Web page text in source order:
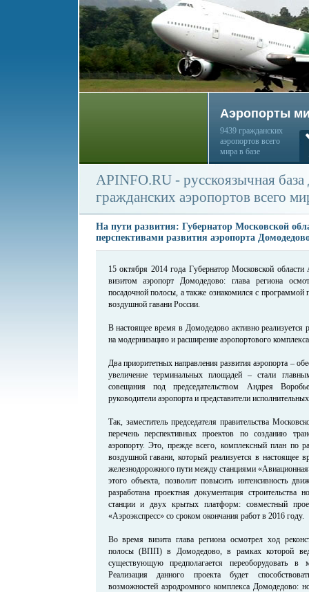
Аэропорты
9439 гражданских
аэропортов всего
мира в базе
APINFO.RU - русскоязычная
гражданских аэропортов всего
На пути развития: Губернатор Московской
перспективами развития аэропорта
15 октября 2014 года Губернатор Московской
визитом аэропорт Домодедово: глава региона
посадочной полосы, а также ознакомился с программой
воздушной гавани России.
В настоящее время в Домодедово активно реализуется
на модернизацию и расширение аэропортового
Два приоритетных направления развития аэропорта –
увеличение терминальных площадей – стали
совещания под председательством Андрея
руководители аэропорта и представители
Так, заместитель председателя правительства
перечень перспективных проектов по созданию
аэропорту. Это, прежде всего, комплексный план по
воздушной гавани, который реализуется в настоящее
железнодорожного пути между станциями
этого объекта, позволит повысить интенсивность
разработана проектная документация строительства
станции и двух крытых платформ: совместный
«Аэроэкспресс» со сроком окончания работ в 2016 году.
Во время визита глава региона осмотрел ход
полосы (ВПП) в Домодедово, в рамках которой
существующую предполагается переоборудовать в
Реализация данного проекта будет
возможностей аэродромного комплекса Домодедово: